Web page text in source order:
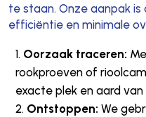
te staan. Onze aanpak
efficiëntie en minimale
Oorzaak traceren:
rookproeven of
exacte plek en aard
Ontstoppen: We